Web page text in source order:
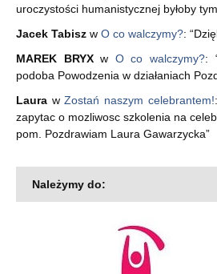
uroczystości humanistycznej byłoby
Jacek Tabisz w O co walczymy?: “
MAREK BRYXw O co walczymy?:
podoba Powodzenia w działaniach
Laura wZostań naszym celebrantem!
zapytac o mozliwosc szkolenia na
pom. Pozdrawiam Laura Gawarzycka”
Należymy do: